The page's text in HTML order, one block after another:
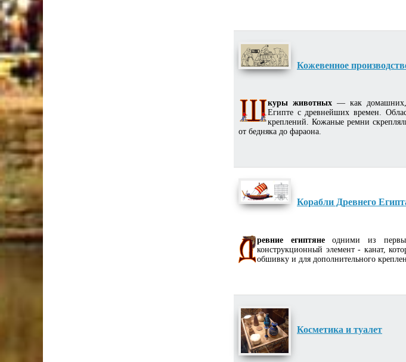
Кожевенное
куры животных— как домашних,
Египте с древнейших времен.
креплений. Кожаные ремни
от бедняка до фараона.
Корабли Древнего
ревние египтянеодними из первых
конструкционный элемент - канат,
обшивку и для дополнительного
Косметика и туалет